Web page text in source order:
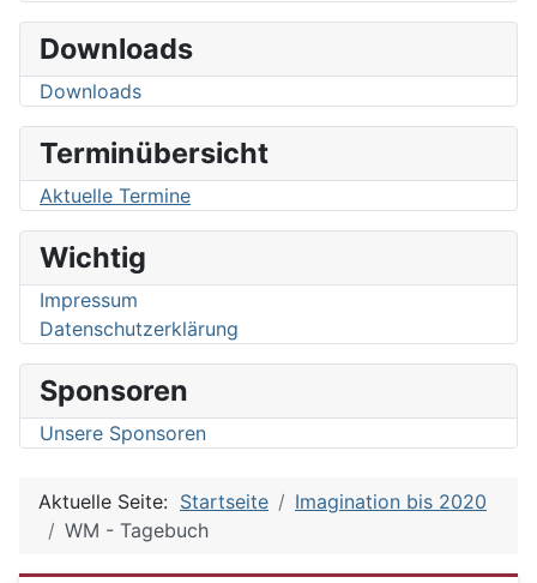
Downloads
Downloads
Terminübersicht
Aktuelle Termine
Wichtig
Impressum
Datenschutzerklärung
Sponsoren
Unsere Sponsoren
Aktuelle Seite: Startseite
Imagination bis 2020
WM - Tagebuch